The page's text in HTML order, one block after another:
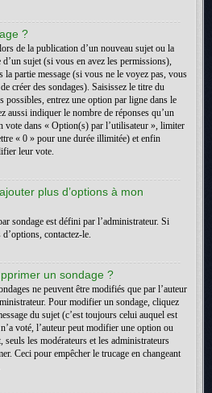
?
de la publication d’un nouveau sujet ou la
sujet (si vous en avez les permissions),
la partie message (si vous ne le voyez pas, vous
créer des sondages). Saisissez le titre du
possibles, entrez une option par ligne dans le
aussi indiquer le nombre de réponses qu’un
vote dans « Option(s) par l’utilisateur », limiter
« 0 » pour une durée illimitée) et enfin
leur vote.
plus d’options à mon
sondage est défini par l’administrateur. Si
contactez-le.
un sondage ?
ne peuvent être modifiés que par l’auteur
Pour modifier un sondage, cliquez
du sujet (c’est toujours celui auquel est
voté, l’auteur peut modifier une option ou
les modérateurs et les administrateurs
Ceci pour empêcher le trucage en changeant